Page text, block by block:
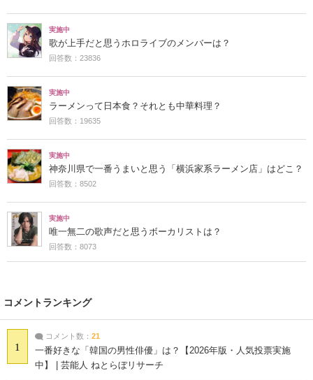
実施中
歌が上手だと思うホロライブのメンバーは？
回答数：23836
実施中
ラーメンって日本食？それとも中華料理？
回答数：19635
実施中
神奈川県で一番うまいと思う「横浜家系ラーメン店」はどこ？
回答数：8502
実施中
唯一無二の歌声だと思うボーカリストは？
回答数：8073
コメントランキング
1
コメント数： 21
一番好きな「韓国の男性俳優」は？【2026年版・人気投票実施
中】 | 芸能人 ねとらぼリサーチ